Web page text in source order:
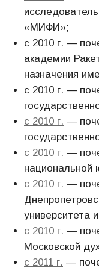
«МИФИ»;
с 2010 г. ―
академии
назначения
с 2010 г. ―
с 2010 г. —
с 2010 г. —
национальной
с 2010 г. —
университета
с 2010 г. —
Московской
с 2011 г. —